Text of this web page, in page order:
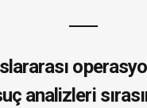
analizleri